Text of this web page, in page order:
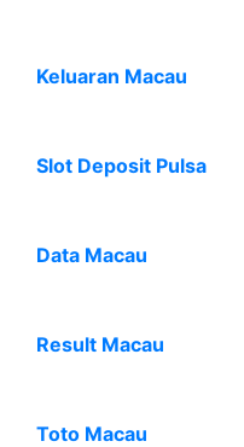
Keluaran Macau
Slot Deposit Pulsa
Data Macau
Result Macau
Toto Macau